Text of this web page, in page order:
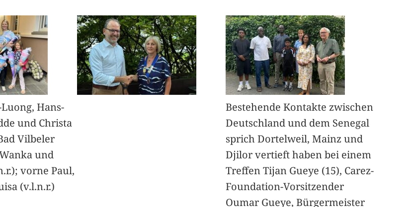
Hans-
und Christa
Vilbeler
und
vorne Paul,
(v.l.n.r.)
Bestehende Kontakte zwischen
Deutschland und dem Senegal
sprich Dortelweil, Mainz und
Djilor vertieft haben bei einem
Treffen Tijan Gueye (15), Carez-
Foundation-Vorsitzender
Oumar Gueye, Bürgermeister